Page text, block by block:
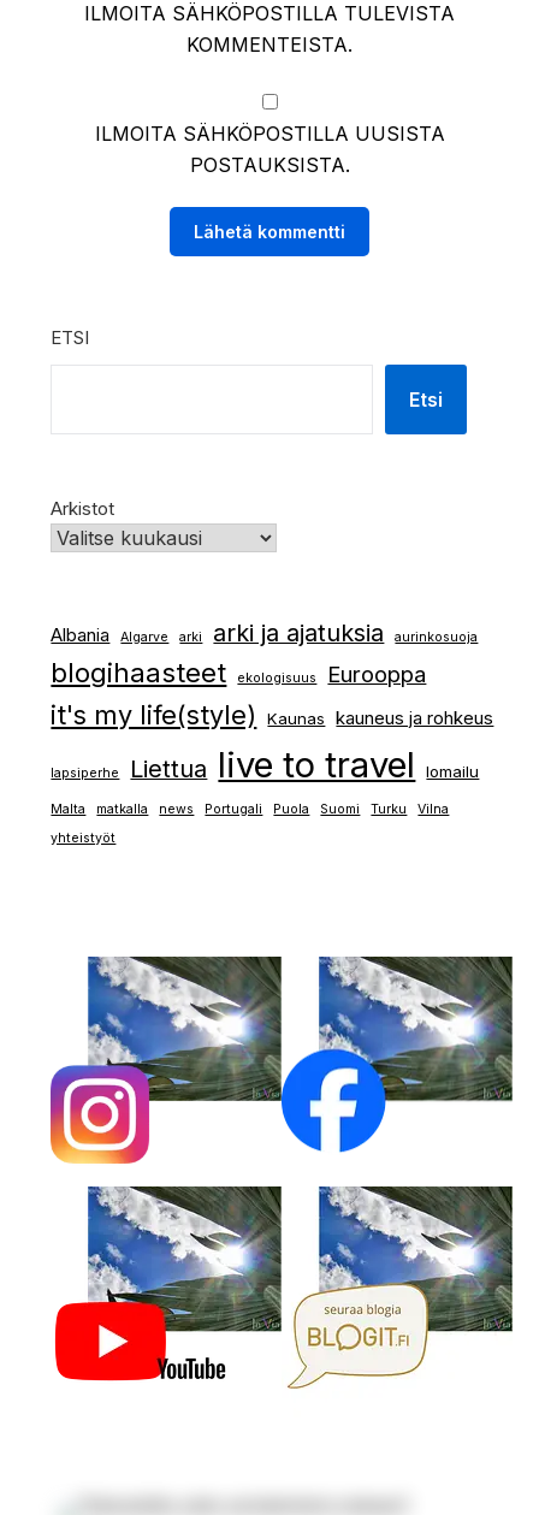
ILMOITA SÄHKÖPOSTILLA TULEVISTA
KOMMENTEISTA.
ILMOITA SÄHKÖPOSTILLA UUSISTA
POSTAUKSISTA.
ETSI
Etsi
Arkistot
Albania Algarve arki arki ja ajatuksia aurinkosuoja
blogihaasteet ekologisuus Eurooppa
it's my life(style) Kaunas kauneus ja rohkeus
lapsiperhe Liettua live to travel lomailu
Malta matkalla news Portugali Puola Suomi Turku
Vilna
yhteistyöt